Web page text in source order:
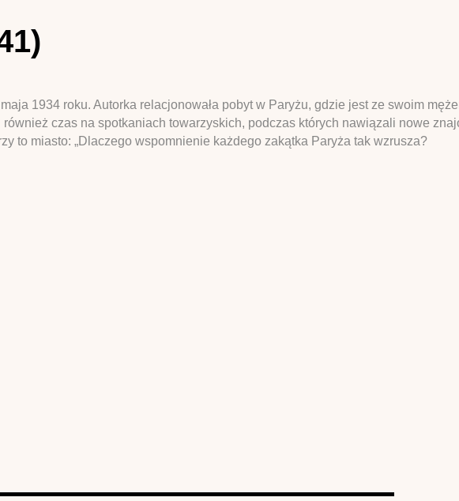
1934 roku. Autorka relacjonowała pobyt w Paryżu, gdzie jest ze swoim
czas na spotkaniach towarzyskich, podczas których nawiązali nowe
to miasto: „Dlaczego wspomnienie każdego zakątka Paryża tak wzrusza?